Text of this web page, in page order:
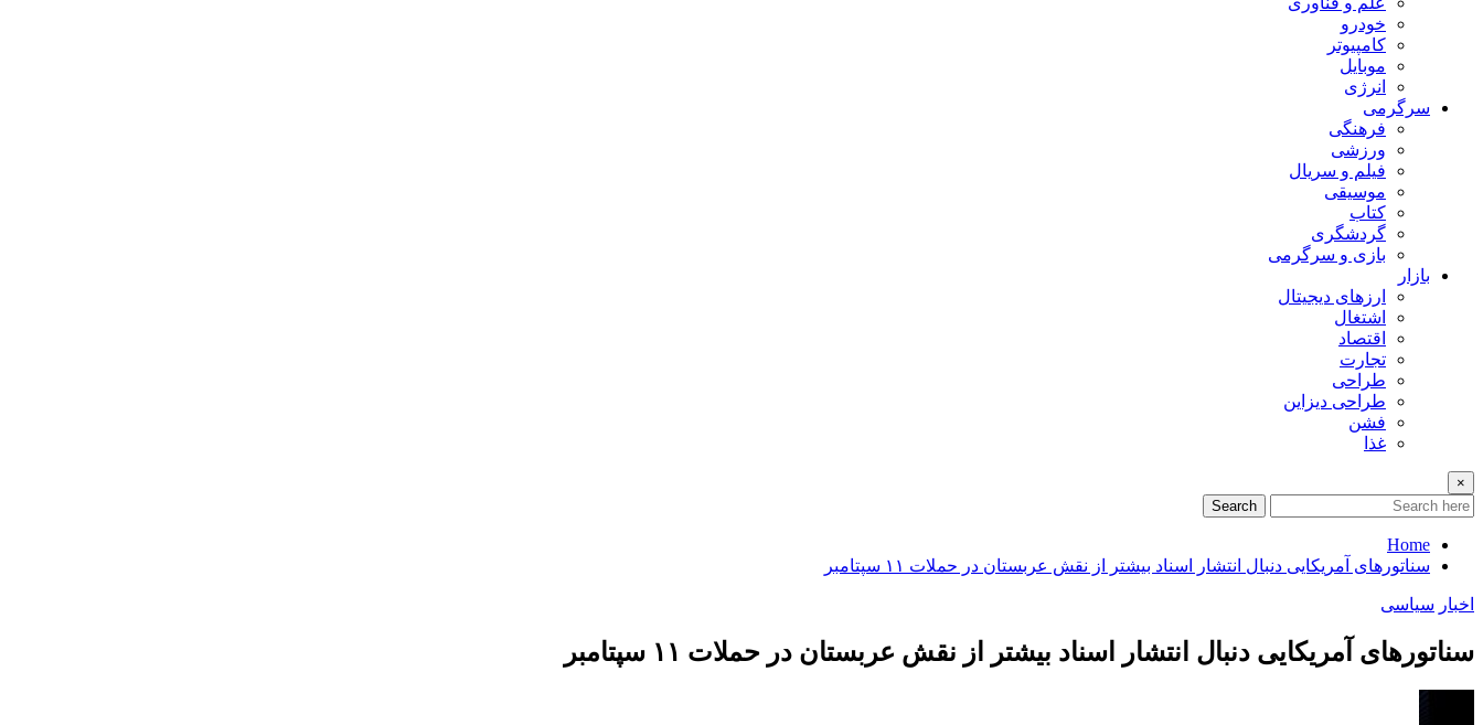
خودرو
کامپیوتر
موبایل
انرژی
سرگرمی
فرهنگی
ورزشی
فیلم و سریال
موسیقی
کتاب
گردشگری
بازی و سرگرمی
بازار
ارزهای دیجیتال
اشتغال
اقتصاد
تجارت
طراحی
طراحی دیزاین
فشن
غذا
×
Search
Home
سناتورهای آمریکایی دنبال انتشار اسناد بیشتر از نقش عربستان در حملات ۱۱ سپتامبر
اخبار سیاسی
سناتورهای آمریکایی دنبال انتشار اسناد بیشتر از نقش عربستان در حملات ۱۱ سپتامبر